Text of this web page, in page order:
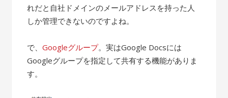
れだと自社ドメインのメールアドレスを持った人
しか管理できないのですよね。
で、Googleグループ。実はGoogle Docsには
Googleグループを指定して共有する機能がありま
す。